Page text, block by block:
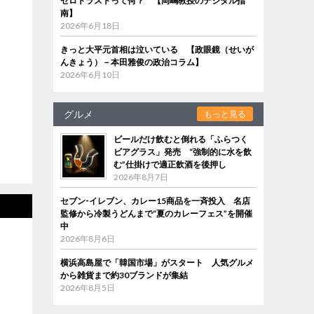
南】
2026年6月18日
きっと大平元首相は泣いている 【政眼鏡（せいが
んきょう）－本田雅俊の政治コラム】
2026年6月10日
グルメ もっと見る
ビールだけ飲むと倒れる「ふらつく
ビアグラス」発売 “強制的に水を飲
む”仕掛けで適正飲酒を後押し
2026年8月7日
セブン‐イレブン、カレー15商品を一斉投入 名店
監修から冷製うどんまで“夏のカレーフェス”を開催
中
2026年8月6日
横浜高島屋で「韓国市場」がスタート 人気グルメ
から雑貨まで約30ブランドが集結
2026年8月5日